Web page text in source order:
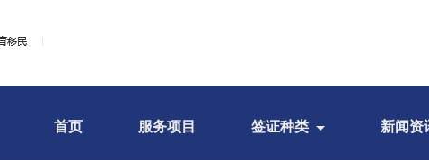
首页 服务项目 签证种类 新闻资